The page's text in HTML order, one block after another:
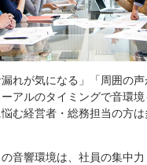
漏れが気になる」「周囲の
アルのタイミングで音環
む経営者・総務担当の方
音響環境は、社員の集中